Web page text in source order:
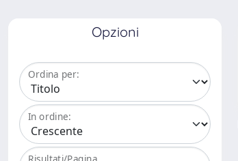
Opzioni
Ordina per:
In ordine: